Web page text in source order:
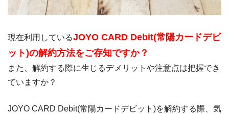
現在利用しているJOYO CARD Debit(常陽カードデビ
ット)の解約方法をご存知ですか？
また、解約する際に生じるデメリットや注意点は把握でき
ていますか？
JOYO CARD Debit(常陽カードデビット)を解約する際、気